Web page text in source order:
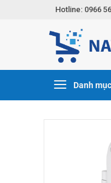
Hotline: 0966
Danh